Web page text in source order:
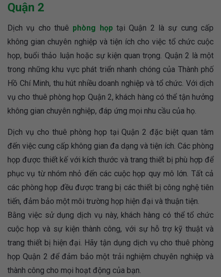
Quận 2
Dịch vụ cho thuê phòng họptại Quận 2 là sự cung cấp
không gian chuyên nghiệp và tiện ích cho việc tổ chức cuộc
họp, buổi thảo luận hoặc sự kiện quan trọng. Quận 2 là một
trong những khu vực phát triển nhanh chóng của Thành phố
Hồ Chí Minh, thu hút nhiều doanh nghiệp và tổ chức. Với dịch
vụ cho thuê phòng họp Quận 2, khách hàng có thể tận hưởng
không gian chuyên nghiệp, đáp ứng mọi nhu cầu của họ.
Dịch vụ cho thuê phòng họp tại Quận 2 đặc biệt quan tâm
đến việc cung cấp không gian đa dạng và tiện ích. Các phòng
họp được thiết kế với kích thước và trang thiết bị phù hợp để
phục vụ từ nhóm nhỏ đến các cuộc họp quy mô lớn. Tất cả
các phòng họp đều được trang bị các thiết bị công nghệ tiên
tiến, đảm bảo một môi trường họp hiện đại và thuận tiện.
Bằng việc sử dụng dịch vụ này, khách hàng có thể tổ chức
cuộc họp và sự kiện thành công, với sự hỗ trợ kỹ thuật và
trang thiết bị hiện đại. Hãy tận dụng dịch vụ cho thuê phòng
họp Quận 2 để đảm bảo một trải nghiệm chuyên nghiệp và
thành công cho mọi hoạt động của bạn.